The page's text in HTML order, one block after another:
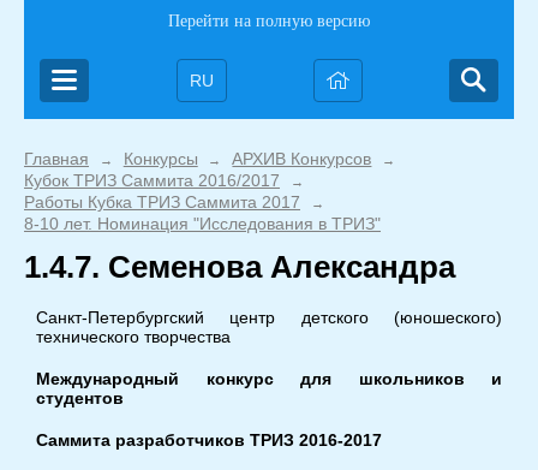
Перейти на полную версию
RU
Главная → Конкурсы → АРХИВ Конкурсов →
Кубок ТРИЗ Саммита 2016/2017 →
Работы Кубка ТРИЗ Саммита 2017 →
8-10 лет. Номинация "Исследования в ТРИЗ"
1.4.7. Семенова Александра
Санкт-Петербургский центр детского (юношеского)
технического творчества
Международный конкурс для школьников и
студентов
Саммита разработчиков ТРИЗ 2016-2017